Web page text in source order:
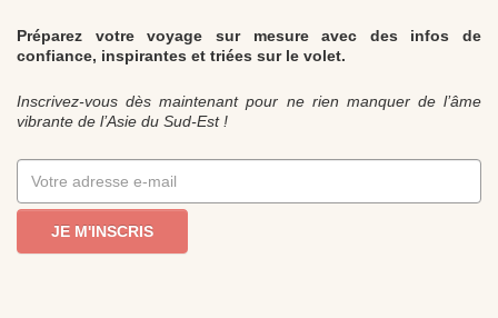
Préparez votre voyage sur mesure avec des infos de
confiance, inspirantes et triées sur le volet.
Inscrivez-vous dès maintenant pour ne rien manquer de l’âme
vibrante de l’Asie du Sud-Est !
JE M'INSCRIS